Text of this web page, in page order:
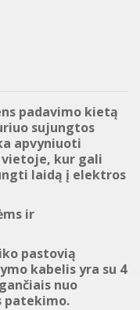
padavimo kietą
sujungtos
apvyniuoti
kur gali
laidą į elektros
ir
pastovią
kabelis yra su 4
nuo
patekimo.